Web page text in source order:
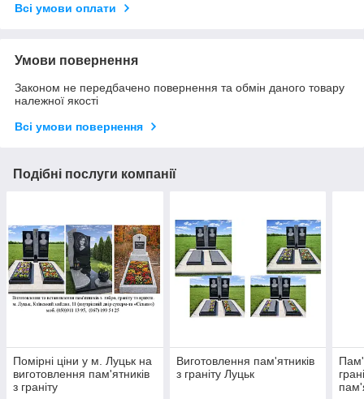
Всі умови оплати
Умови повернення
Законом не передбачено повернення та обмін даного товару
належної якості
Всі умови повернення
Подібні послуги компанії
Помірні ціни у м. Луцьк на
виготовлення пам'ятників
з граніту
Виготовлення пам'ятників
з граніту Луцьк